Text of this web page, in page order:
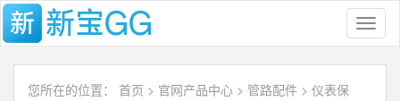
您所在的位置： 首页 > 官网产品中心 > 管路配件 > 仪表保